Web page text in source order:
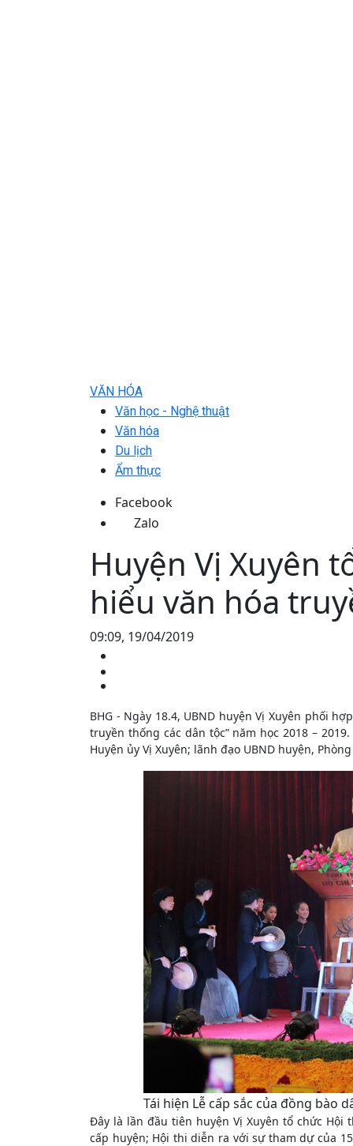
VĂN HÓA
Văn học - Nghệ thuật
Văn hóa
Du lịch
Ẩm thực
Facebook
Zalo
Huyện Vị Xuyên
hiểu văn hóa
09:09, 19/04/2019
BHG - Ngày 18.4, UBND huyện Vị Xuyên phối
truyền thống các dân tộc” năm học 2018 –
Huyện ủy Vị Xuyên; lãnh đạo UBND huyện,
Tái hiện Lễ cấp sắc của đồng bào
Đây là lần đầu tiên huyện Vị Xuyên tổ chức Hội
cấp huyện; Hội thi diễn ra với sự tham dự của